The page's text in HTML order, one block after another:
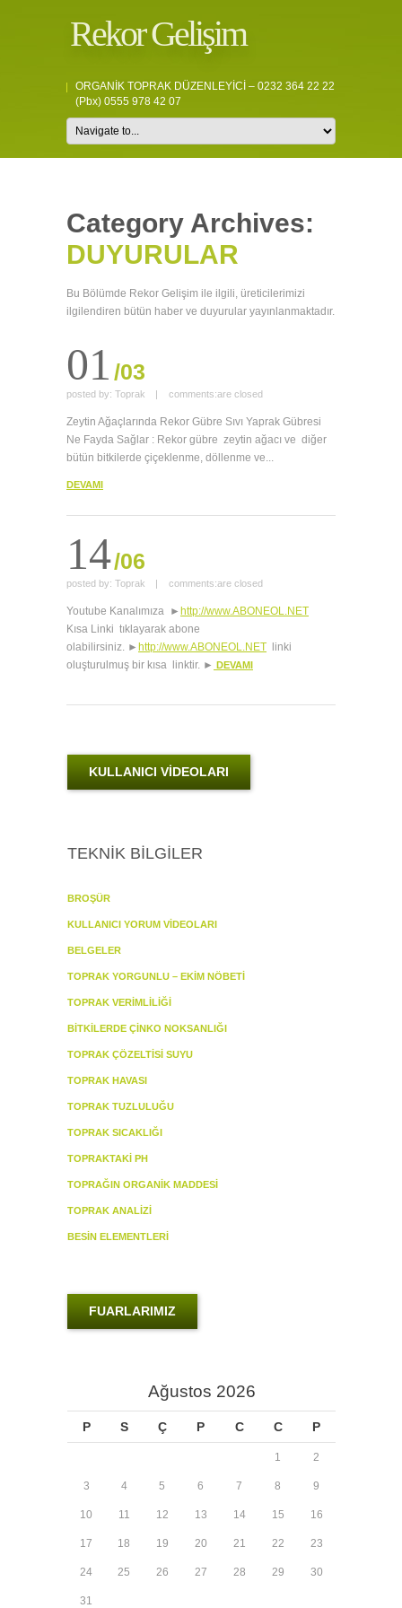
Rekor Gelişim
ORGANİK TOPRAK DÜZENLEYİCİ – 0232 364 22 22
(pbx) 0555 978 42 07
Category Archives:
DUYURULAR
Bu Bölümde Rekor Gelişim ile ilgili, üreticilerimizi
ilgilendiren bütün haber ve duyurular yayınlanmaktadır.
01 /03
posted by: Toprak | comments:are closed
Zeytin Ağaçlarında Rekor Gübre Sıvı Yaprak Gübresi
Ne Fayda Sağlar : Rekor gübre zeytin ağacı ve diğer
bütün bitkilerde çiçeklenme, döllenme ve...
DEVAMI
14/06
posted by: Toprak | comments:are closed
Youtube Kanalımıza ► http://www.ABONEOL.NET
Kısa Linki tıklayarak abone
olabilirsiniz. ► http://www.ABONEOL.NET linki
oluşturulmuş bir kısa linktir. ► DEVAMI
KULLANICI VİDEOLARI
TEKNİK BİLGİLER
BROŞÜR
KULLANICI YORUM VİDEOLARI
BELGELER
TOPRAK YORGUNLU – EKİM NÖBETİ
TOPRAK VERİMLİLİĞİ
BİTKİLERDE ÇİNKO NOKSANLIĞI
TOPRAK ÇÖZELTİSİ SUYU
TOPRAK HAVASI
TOPRAK TUZLULUĞU
TOPRAK SICAKLIĞI
TOPRAKTAKİ PH
TOPRAĞIN ORGANİK MADDESİ
TOPRAK ANALİZİ
BESİN ELEMENTLERİ
FUARLARIMIZ
Ağustos 2026
P S Ç P C C P
1 2
3 4 5 6 7 8 9
10 11 12 13 14 15 16
17 18 19 20 21 22 23
24 25 26 27 28 29 30
31